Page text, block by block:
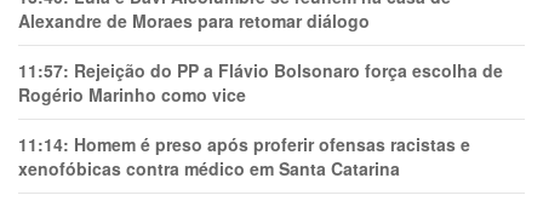
Alexandre de Moraes para retomar diálogo
11:57: Rejeição do PP a Flávio Bolsonaro força escolha de
Rogério Marinho como vice
11:14: Homem é preso após proferir ofensas racistas e
xenofóbicas contra médico em Santa Catarina